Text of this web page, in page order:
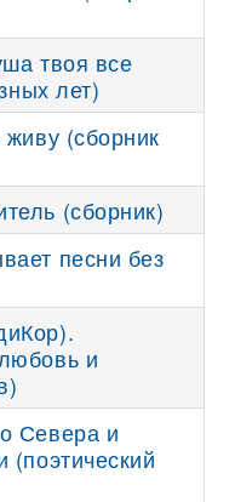
твоя все
лет)
(сборник
(сборник)
песни без
и
Севера и
(поэтический